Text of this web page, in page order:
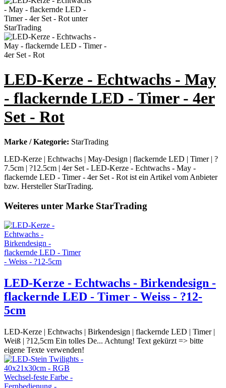
LED-Kerze - Echtwachs - May
- flackernde LED - Timer - 4er
Set - Rot
Marke / Kategorie: StarTrading
LED-Kerze | Echtwachs | May-Design | flackernde LED | Timer | ?
7.5cm | ?12.5cm | 4er Set - LED-Kerze - Echtwachs - May -
flackernde LED - Timer - 4er Set - Rot ist ein Artikel vom Anbieter
bzw. Hersteller StarTrading.
Weiteres unter Marke StarTrading
LED-Kerze - Echtwachs - Birkendesign -
flackernde LED - Timer - Weiss - ?12-
5cm
LED-Kerze | Echtwachs | Birkendesign | flackernde LED | Timer |
Weiß | ?12,5cm Ein tolles De... Achtung! Text gekürzt => bitte
eigene Texte verwenden!